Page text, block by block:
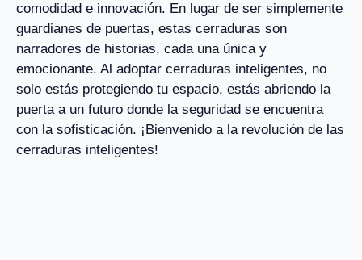
comodidad e innovación. En lugar de ser simplemente
guardianes de puertas, estas cerraduras son
narradores de historias, cada una única y
emocionante. Al adoptar cerraduras inteligentes, no
solo estás protegiendo tu espacio, estás abriendo la
puerta a un futuro donde la seguridad se encuentra
con la sofisticación. ¡Bienvenido a la revolución de las
cerraduras inteligentes!